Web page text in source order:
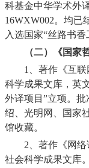
科基金中华学术外
16WXW002。均已
入选国家“丝路书香
（二）《国家
1
、著作《互
科学成果文库，英
外译项目”立项。批
绍、光明网、国家
馆收藏。
2 、著作《网
社会科学成果文库